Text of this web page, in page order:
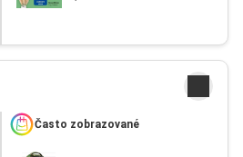
Často zobrazované